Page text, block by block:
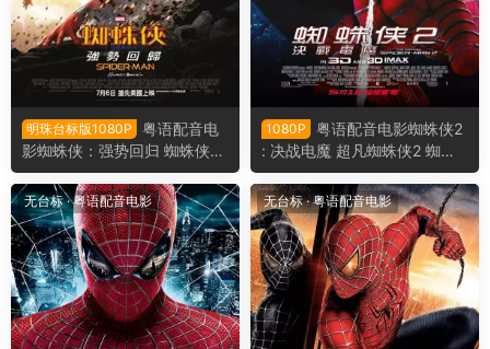
明珠台标版1080P
粤语配音电
影蜘蛛侠：强势回归 蜘蛛侠：
英雄归来 蜘蛛人：返校日 Spi
der-Man: Homecoming
1080P
粤语配音电影蜘蛛侠2
: 决战电魔 超凡蜘蛛侠2 蜘蛛
人惊奇再起2：电光之战 The
Amazing Spider-Man 2
无台标·粤语配音电影 无台标·粤语配音电影